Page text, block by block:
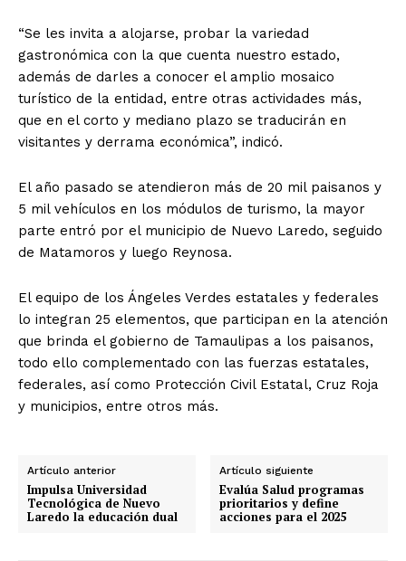
“Se les invita a alojarse, probar la variedad
gastronómica con la que cuenta nuestro estado,
además de darles a conocer el amplio mosaico
turístico de la entidad, entre otras actividades más,
que en el corto y mediano plazo se traducirán en
visitantes y derrama económica”, indicó.
El año pasado se atendieron más de 20 mil paisanos y
5 mil vehículos en los módulos de turismo, la mayor
parte entró por el municipio de Nuevo Laredo, seguido
de Matamoros y luego Reynosa.
El equipo de los Ángeles Verdes estatales y federales
lo integran 25 elementos, que participan en la atención
que brinda el gobierno de Tamaulipas a los paisanos,
todo ello complementado con las fuerzas estatales,
federales, así como Protección Civil Estatal, Cruz Roja
y municipios, entre otros más.
Artículo anterior
Impulsa Universidad
Tecnológica de Nuevo
Laredo la educación dual
Artículo siguiente
Evalúa Salud programas
prioritarios y define
acciones para el 2025